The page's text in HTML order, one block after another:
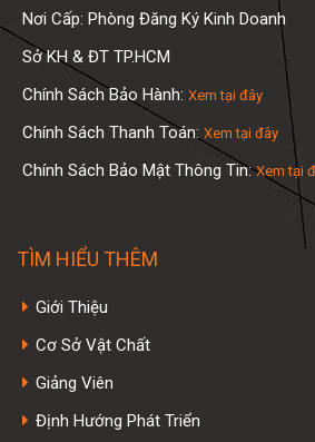
Nơi Cấp: Phòng Đăng Ký Kinh Doanh
Sở KH & ĐT TP.HCM
Chính Sách Bảo Hành: Xem tại đây
Chính Sách Thanh Toán: Xem tại đây
Chính Sách Bảo Mật Thông Tin:Xem tại
TÌM HIỂU THÊM
Giới Thiệu
Cơ Sở Vật Chất
Giảng Viên
Định Hướng Phát Triển